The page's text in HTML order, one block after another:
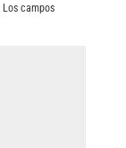
Los campos